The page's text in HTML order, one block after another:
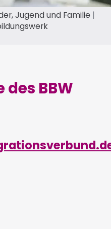
Jugend und Familie
BBW